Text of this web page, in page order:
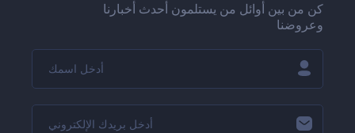
كن من بين أوائل من يستلمون أحدث أخبارنا
وعروضنا